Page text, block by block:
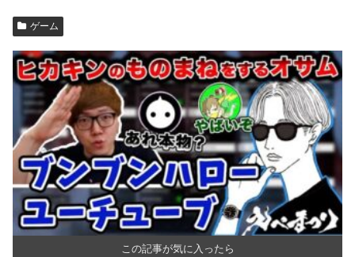
ゲーム
この記事が気に入ったら